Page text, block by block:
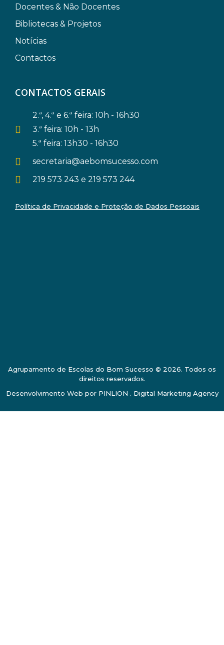
Docentes & Não Docentes
Bibliotecas & Projetos
Notícias
Contactos
CONTACTOS GERAIS
2.ª, 4.ª e 6.ª feira: 10h - 16h30
3.ª feira: 10h - 13h
5.ª feira: 13h30 - 16h30
secretaria@aebomsucesso.com
219 573 243 e 219 573 244
Política de Privacidade e Proteção de Dados Pessoais
Agrupamento de Escolas do Bom Sucesso © 2026. Todos os
direitos reservados.
Desenvolvimento Web por PINLION . Digital Marketing Agency